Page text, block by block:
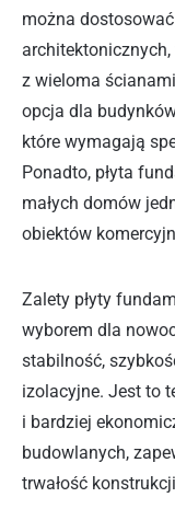
można
z wieloma
opcja dla
które wymagają
Ponadto, płyta
małych domów
obiektów
Zalety płyty
wyborem dla
stabilność,
izolacyjne. Jest to
i bardziej
budowlanych,
trwałość